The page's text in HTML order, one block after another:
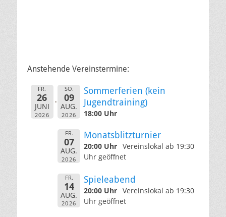
Anstehende Vereinstermine:
FR.
26
JUNI
2026
SO.
09
AUG.
2026
Sommerferien (kein
Jugendtraining)
18:00 Uhr
FR.
07
AUG.
2026
Monatsblitzturnier
20:00 Uhr Vereinslokal ab 19:30
Uhr geöffnet
FR.
14
AUG.
2026
Spieleabend
20:00 Uhr Vereinslokal ab 19:30
Uhr geöffnet